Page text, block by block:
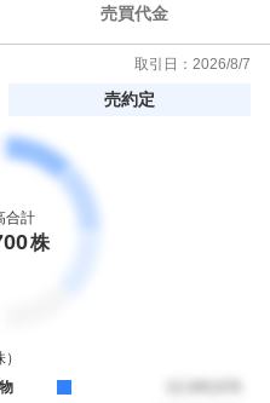
売買代金
取引日： 2026/8/7
売約定
合計
株
）